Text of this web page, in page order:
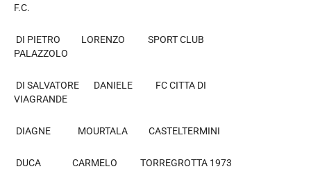
F.C.
DI PIETRO LORENZO SPORT CLUB
PALAZZOLO
DI SALVATORE DANIELE FC CITTA DI
VIAGRANDE
DIAGNE MOURTALA CASTELTERMINI
DUCA CARMELO TORREGROTTA 1973